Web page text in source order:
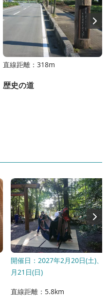
直線距離：318m
歴史の道
開催日：2027年2月20日(土)、2
月21日(日)
直線距離：5.8km